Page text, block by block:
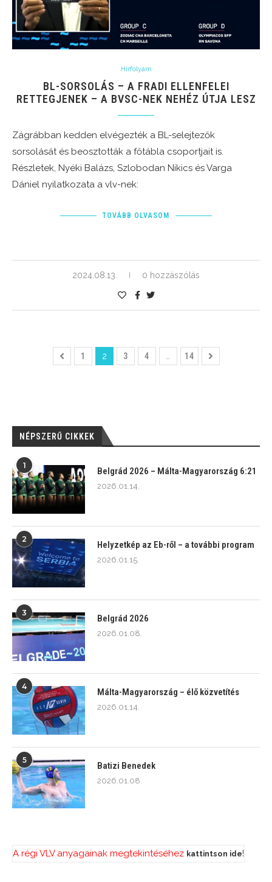
Hírfolyam
BL-SORSOLÁS – A FRADI ELLENFELEI
RETTEGJENEK – A BVSC-NEK NEHÉZ ÚTJA LESZ
Zágrábban kedden elvégezték a BL-selejtezők
sorsolását és beosztották a főtábla csoportjait is.
Részletek, Nyéki Balázs, Szlobodan Nikics és Varga
Dániel nyilatkozata a vlv-nek:
TOVÁBB OLVASOM
2024.08.13. 0 hozzászólás
1 2 3 4 14
NÉPSZERŰ CIKKEK
1
Belgrád 2026 – Málta-Magyarország 6:21
2026.01.14.
2
Helyzetkép az Eb-ről – a további program
2026.01.15.
3
Belgrád 2026
2026.01.08.
4
Málta-Magyarország – élő közvetítés
2026.01.14.
5
Batizi Benedek
2026.01.08.
A régi VLV anyagainak megtekintéséhez kattintson ide!